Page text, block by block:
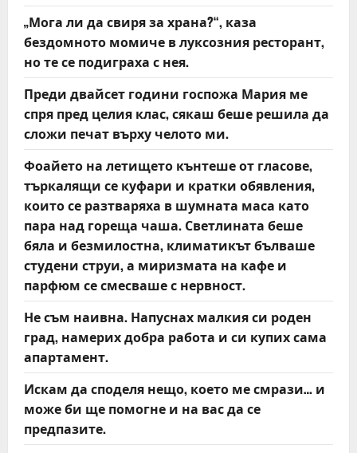
„Мога ли да свиря за храна?“, каза
бездомното момиче в луксозния ресторант,
но те се подиграха с нея.
Преди двайсет години госпожа Мария ме
спря пред целия клас, сякаш беше решила да
сложи печат върху челото ми.
Фоайето на летището кънтеше от гласове,
търкалящи се куфари и кратки обявления,
които се разтваряха в шумната маса като
пара над гореща чаша. Светлината беше
бяла и безмилостна, климатикът бълваше
студени струи, а миризмата на кафе и
парфюм се смесваше с нервност.
Не съм наивна. Напуснах малкия си роден
град, намерих добра работа и си купих сама
апартамент.
Искам да споделя нещо, което ме смрази… и
може би ще помогне и на вас да се
предпазите.